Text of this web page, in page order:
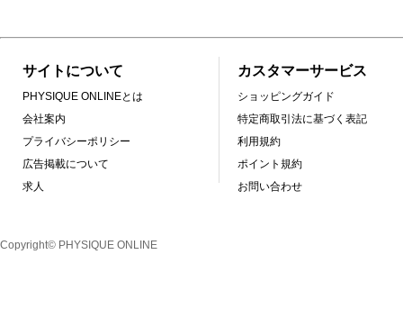
サイトについて
PHYSIQUE ONLINEとは
会社案内
プライバシーポリシー
広告掲載について
求人
カスタマーサービス
ショッピングガイド
特定商取引法に基づく表記
利用規約
ポイント規約
お問い合わせ
Copyright© PHYSIQUE ONLINE